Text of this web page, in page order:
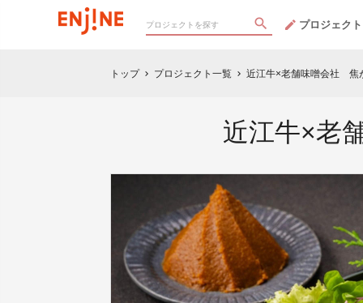
プロジェク
トップ chevron_right プロジェクト一覧 chevron_right 近江牛×老舗味噌会社 焦
近江牛×老